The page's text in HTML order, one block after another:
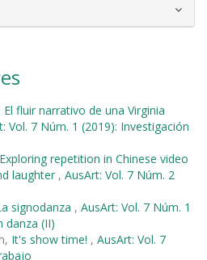
El fluir narrativo de una Virginia
Vol. 7 Núm. 1 (2019): Investigación
Exploring repetition in Chinese video
laughter , AusArt: Vol. 7 Núm. 2
signodanza , AusArt: Vol. 7 Núm. 1
danza (II)
It's show time! , AusArt: Vol. 7